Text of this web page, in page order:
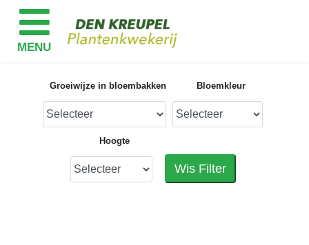
Groeiwijze in bloembakken Bloemkleur
Hoogte
Wis Filter